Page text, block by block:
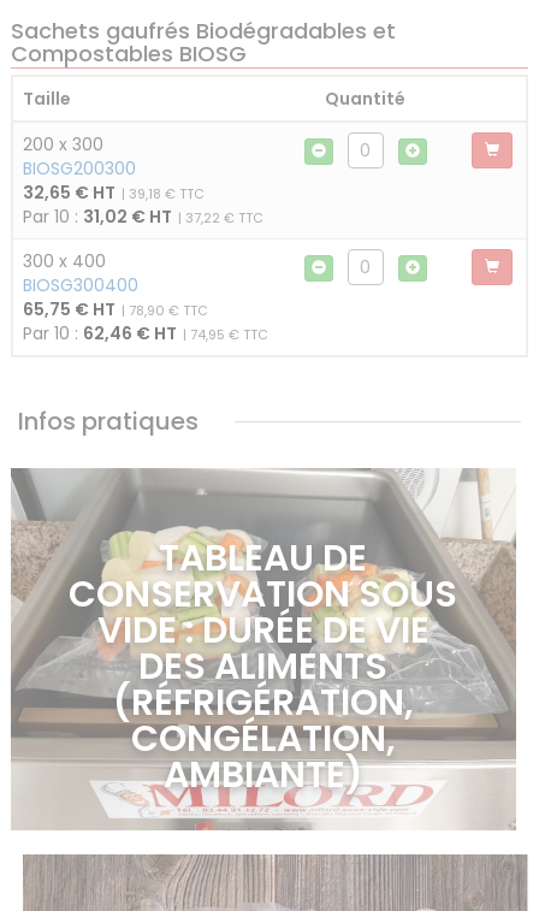
Sachets gaufrés Biodégradables et
Compostables BIOSG
Taille
Quantité
200 x 300
BIOSG200300
32,65 € HT | 39,18 € TTC
Par 10 : 31,02 € HT | 37,22 € TTC
300 x 400
BIOSG300400
65,75 € HT | 78,90 € TTC
Par 10 : 62,46 € HT | 74,95 € TTC
Infos pratiques
TABLEAU DE
CONSERVATION SOUS
VIDE : DURÉE DE VIE
DES ALIMENTS
(RÉFRIGÉRATION,
CONGÉLATION,
AMBIANTE)
en savoir plus >